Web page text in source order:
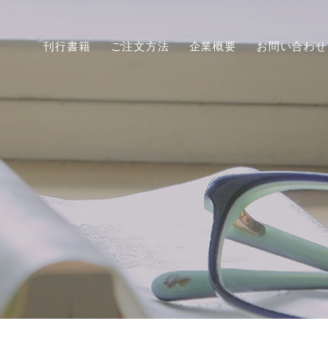
刊行書籍 ご注文方法 企業概要 お問い合わせ